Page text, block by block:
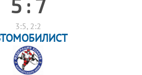
5 : 7
3:5, 2:2